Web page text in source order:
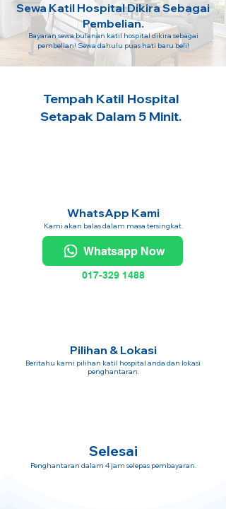
Sewa Katil Hospital Dikira Sebagai
Pembelian.
Bayaran sewa bulanan katil hospital dikira sebagai
pembelian! Sewa dahulu puas hati baru beli!
Tempah Katil Hospital
Setapak Dalam 5 Minit.
WhatsApp Kami
Kami akan balas dalam masa tersingkat.
Whatsapp Now
017-329 1488
Pilihan & Lokasi
Beritahu kami pilihan katil hospital anda dan lokasi
penghantaran.
Selesai
Penghantaran dalam 4 jam selepas pembayaran.